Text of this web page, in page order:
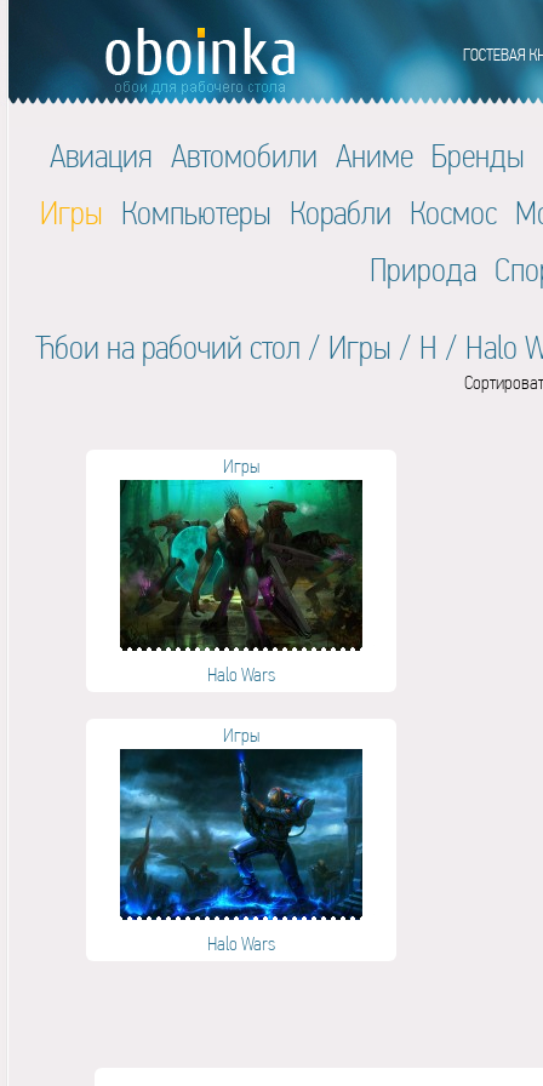
Авиация Автомобили Аниме Бренды
Игры Компьютеры Корабли Космос
Природа
Ћбои на рабочий стол / Игры / H / Halo
Игры
Halo Wars
Игры
Halo Wars